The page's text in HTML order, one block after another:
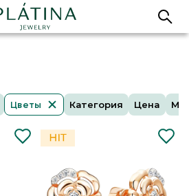
Категория Цена
Цветы